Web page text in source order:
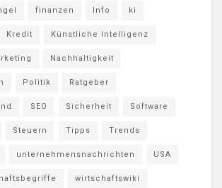
finanzen Info ki
Kredit Künstliche Intelligenz
Nachhaltigkeit
Politik Ratgeber
SEO Sicherheit Software
Steuern Tipps Trends
unternehmensnachrichten USA
wirtschaftswiki